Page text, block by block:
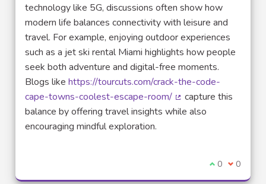
technology like 5G, discussions often show how
modern life balances connectivity with leisure and
travel. For example, enjoying outdoor experiences
such as a jet ski rental Miami highlights how people
seek both adventure and digital-free moments.
Blogs like https://tourcuts.com/crack-the-code-
cape-towns-coolest-escape-room/
(External link)
capture this
balance by offering travel insights while also
encouraging mindful exploration.
I agree with
0 I 0